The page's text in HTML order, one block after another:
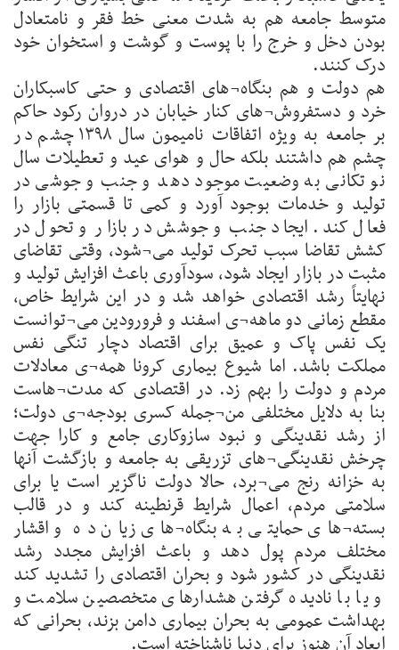
متوسط جامعه هم به شدت معنی خط فقر و نامتعادل
بودن دخل و خرج را با پوست و گوشت و استخوان خود
درک کنند.
هم دولت و هم بنگاه¬های اقتصادی و حتی کاسبکاران
خرد و دستفروش¬های کنار خیابان در دروان رکود حاکم
بر جامعه به ویژه اتفاقات نامیمون سال ۱۳۹۸ چشم در
چشم هم داشتند بلکه حال و هوای عید و تعطیلات سال
نو تکانی به وضعیت موجود دهد و جنب و جوشی در
تولید و خدمات بوجود آورد و کمی تا قسمتی بازار را
فعال کند. ایجاد جنب و جوشش در بازار و تحول در
کشش تقاضا سبب تحرک تولید می¬شود، وقتی تقاضای
مثبت در بازار ایجاد شود، سودآوری باعث افزایش تولید و
نهایتاً رشد اقتصادی خواهد شد و در این شرایط خاص،
مقطع زمانی دو ماهه¬ی اسفند و فرورودین می¬توانست
یک نفس پاک و عمیق برای اقتصاد دچار تنگی نفس
مملکت باشد. اما شیوع بیماری کرونا همه¬ی معادلات
مردم و دولت را بهم زد. در اقتصادی که مدت¬هاست
بنا به دلایل مختلفی من¬جمله کسری بودجه¬ی دولت؛
از رشد نقدینگی و نبود سازوکاری جامع و کارا جهت
چرخش نقدینگی¬های تزریقی به جامعه و بازگشت آنها
به خزانه رنج می¬برد، حالا دولت ناگزیر است یا برای
سلامتی مردم، اعمال شرایط قرنطینه کند و در قالب
بسته¬های حمایتی به بنگاه¬های زیان ده و اقشار
مختلف مردم پول دهد و باعث افزایش مجدد رشد
نقدینگی در کشور شود و بحران اقتصادی را تشدید کند
و یا با نادیده گرفتن هشدارهای متخصصین سلامت و
بهداشت عمومی به بحران بیماری دامن بزند، بحرانی که